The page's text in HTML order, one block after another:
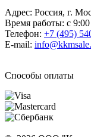
Адрес: Россия, г.
Время работы: с
Телефон: +7 (495)
E-mail:
Способы оплаты